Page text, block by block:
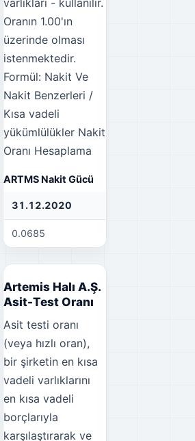
Oranın 1.00'ın
üzerinde olması
istenmektedir.
Formül: Nakit Ve
Nakit Benzerleri /
Kısa vadeli
yükümlülükler Nakit
Oranı Hesaplama
ARTMS Nakit Gücü
31.12.2020
0.0685
Artemis Halı A.Ş.
Asit-Test Oranı
Asit testi oranı
(veya hızlı oran),
bir şirketin en kısa
vadeli varlıklarını
en kısa vadeli
borçlarıyla
karşılaştırarak ve